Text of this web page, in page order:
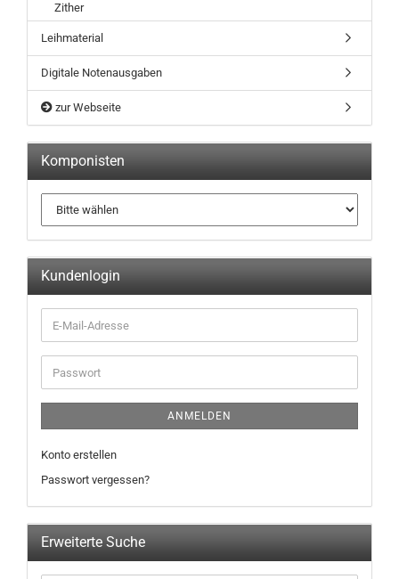
Zither
Leihmaterial
Digitale Notenausgaben
zur Webseite
Komponisten
Kundenlogin
ANMELDEN
Konto erstellen
Passwort vergessen?
Erweiterte Suche